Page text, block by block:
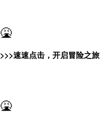
🤮
>>>速速点击，开启冒险之旅
🤮